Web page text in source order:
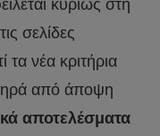
κυρίως στη
σελίδες
τα νέα κριτήρια
από άποψη
αποτελέσματα